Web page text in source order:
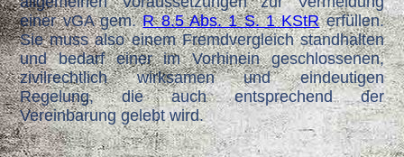
einer vGA gem.R 8.5 Abs. 1 S. 1 KStRerfüllen.
Sie muss also einem Fremdvergleich standhalten
und bedarf einer im Vorhinein geschlossenen,
zivilrechtlich wirksamen und eindeutigen
Regelung, die auch entsprechend der
Vereinbarung gelebt wird.